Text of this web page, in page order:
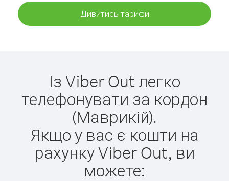
Дивитись тарифи
Із Viber Out легко
телефонувати за кордон
(Маврикій).
Якщо у вас є кошти на
рахунку Viber Out, ви
можете: